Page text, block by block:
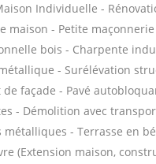
Individuelle -
maison - Petite maçonnerie
bois - Charpente
- Surélévation
de façade - Pavé
- Démolition avec
métalliques - Terrasse en
(Extension maison,